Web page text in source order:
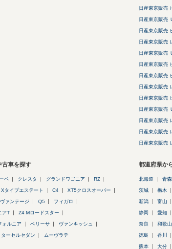
日産東京販売
日産東京販売
日産東京販売
日産東京販売
日産東京販売
日産東京販売
日産東京販売
日産東京販売
日産東京販売
日産東京販売
日産東京販売
日産東京販売
日産東京販売
古車を探す
ペ クレスタ グランドワゴニア RZ
Xタイプエステート C4 XT5クロスオーバー
ァンテージ Q5 フィガロ
アT Z4 Mロードスター
ォルニア ベリーサ ヴァンキッシュ
ターセルセダン ムーヴラテ
都道府県か
北海道 青森
茨城 栃木
新潟 富山
静岡 愛知
奈良 和歌山
徳島 香川
熊本 大分